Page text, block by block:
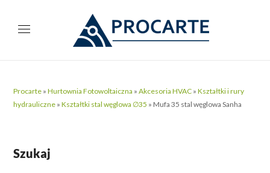
Procarte »Hurtownia Fotowoltaiczna »Akcesoria HVAC »Kształtki i rury
hydrauliczne »Kształtki stal węglowa ∅35 » Mufa 35 stal węglowa Sanha
Szukaj